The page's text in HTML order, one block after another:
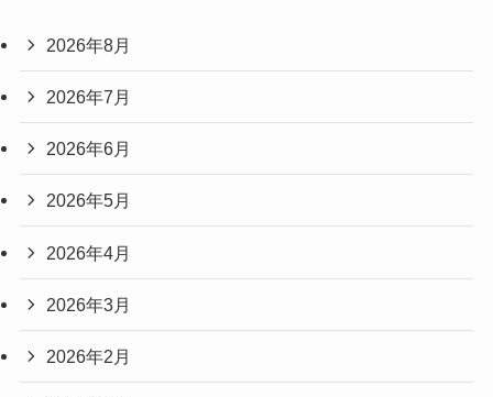
2026年8月
2026年7月
2026年6月
2026年5月
2026年4月
2026年3月
2026年2月